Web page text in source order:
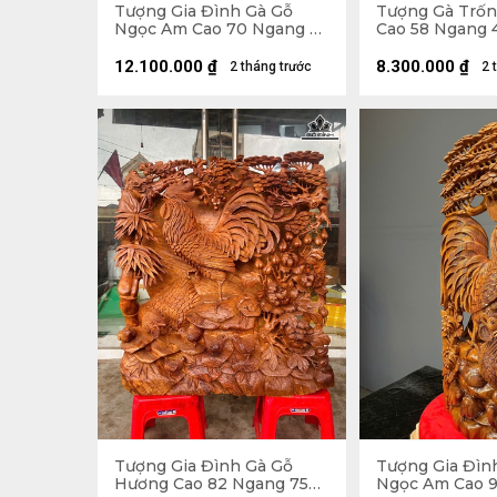
Tượng Gia Đình Gà Gỗ
Ngọc Am Cao 70 Ngang 55
2 tháng trước
12.100.000 ₫
Tượng Gà
Cao 58 Ngang
2
8.300.000 ₫
Tượng Gia Đình Gà Gỗ
Hương Cao 82 Ngang 75
Tượng Gia
Ngọc Am Cao